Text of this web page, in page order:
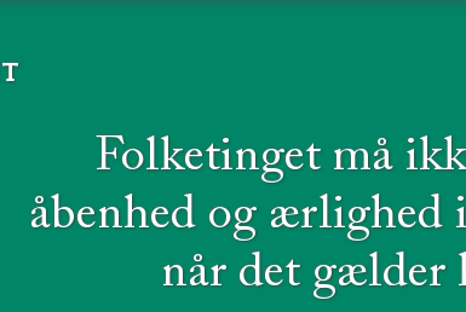
Folketinget må
åbenhed og ærlighed
når det gælder